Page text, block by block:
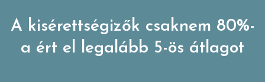
A kisérettségizők csaknem 80%-
a ért el legalább 5-ös átlagot